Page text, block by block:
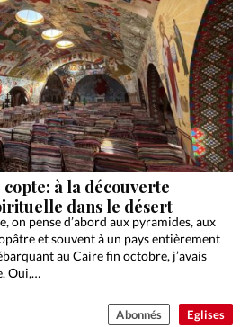
Eglises
à la découverte
dans le désert
on pense d’abord aux pyramides, aux
et souvent à un pays entièrement
au Caire fin octobre, j’avais
Oui,…
Abonnés